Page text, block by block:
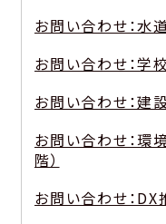
お問い合わせ：水
お問い合わせ：学
お問い合わせ：建
お問い合わせ：環
階）
お問い合わせ：DX